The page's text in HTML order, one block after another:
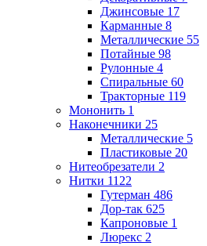
Джинсовые 17
Карманные 8
Металлические 55
Потайные 98
Рулонные 4
Спиральные 60
Тракторные 119
Мононить 1
Наконечники 25
Металлические 5
Пластиковые 20
Нитеобрезатели 2
Нитки 1122
Гутерман 486
Дор-так 625
Капроновые 1
Люрекс 2